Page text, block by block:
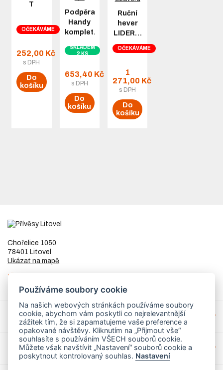
T
OČEKÁVÁME
252,00 Kč
s DPH
Do
košíku
Podpěra
Handy
komplet…
SKLADEM
2 KS
653,40 Kč
s DPH
Do
košíku
Ruční
hever
LIDER…
OČEKÁVÁME
1
271,00 Kč
s DPH
Do
košíku
Chořelice 1050
78401 Litovel
Ukázat na mapě
IČ
DIČCZ8253255307
Přívěsy a náhradní díly
Servis
Používáme soubory cookie
Na našich webových stránkách používáme soubory
cookie, abychom vám poskytli co nejrelevantnější
zážitek tím, že si zapamatujeme vaše preference a
opakované návštěvy. Kliknutím na „Přijmout vše“
souhlasíte s používáním VŠECH souborů cookie.
Můžete však navštívit „Nastavení“ souborů cookie a
poskytnout kontrolovaný souhlas. Nastavení